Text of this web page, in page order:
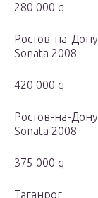
280 000 q
Ростов-на-Дону
Sonata 2008
420 000 q
Ростов-на-Дону
Sonata 2008
375 000 q
Таганрог